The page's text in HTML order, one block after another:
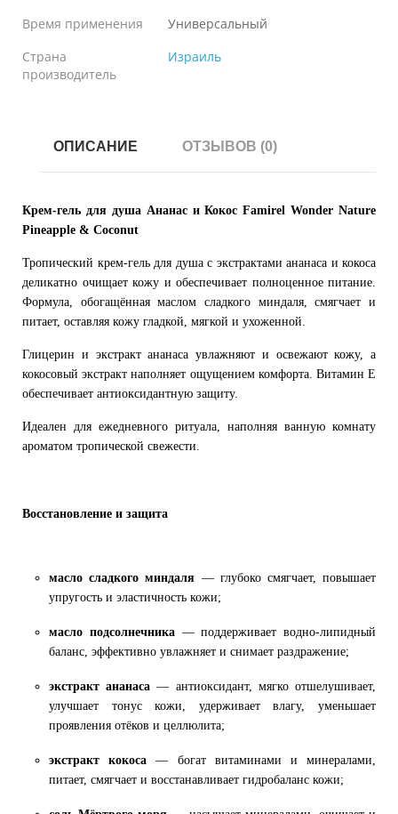
Время применения
Универсальный
Страна
производитель
Израиль
ОПИСАНИЕ ОТЗЫВОВ (0)
Крем-гель для душа Ананас и Кокос Famirel Wonder Nature
Pineapple & Coconut
Тропический крем-гель для душа с экстрактами ананаса и кокоса
деликатно очищает кожу и обеспечивает полноценное питание.
Формула, обогащённая маслом сладкого миндаля, смягчает и
питает, оставляя кожу гладкой, мягкой и ухоженной.
Глицерин и экстракт ананаса увлажняют и освежают кожу, а
кокосовый экстракт наполняет ощущением комфорта. Витамин Е
обеспечивает антиоксидантную защиту.
Идеален для ежедневного ритуала, наполняя ванную комнату
ароматом тропической свежести.
Восстановление и защита
масло сладкого миндаля — глубоко смягчает, повышает
упругость и эластичность кожи;
масло подсолнечника— поддерживает водно-липидный
баланс, эффективно увлажняет и снимает раздражение;
экстракт ананаса — антиоксидант, мягко отшелушивает,
улучшает тонус кожи, удерживает влагу, уменьшает
проявления отёков и целлюлита;
экстракт кокоса — богат витаминами и минералами,
питает, смягчает и восстанавливает гидробаланс кожи;